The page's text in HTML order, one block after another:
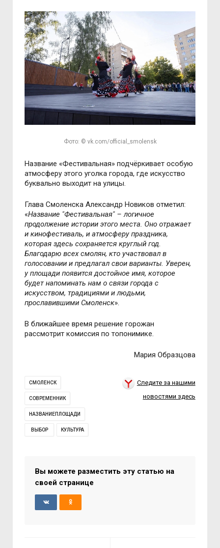
Фото: © vk.com/official_smolensk
Название «Фестивальная» подчёркивает особую
атмосферу этого уголка города, где искусство
буквально выходит на улицы.
Глава Смоленска Александр Новиков отметил:
«Название "Фестивальная" – логичное
продолжение истории этого места. Оно отражает
и кинофестиваль, и атмосферу праздника,
которая здесь сохраняется круглый год.
Благодарю всех смолян, кто участвовал в
голосовании и предлагал свои варианты. Уверен,
у площади появится достойное имя, которое
будет напоминать нам о связи города с
искусством, традициями и людьми,
прославившими Смоленск».
В ближайшее время решение горожан
рассмотрит комиссия по топонимике.
Мария Образцова
СМОЛЕНСК
СОВРЕМЕННИК
НАЗВАНИЕПЛОЩАДИ
ВЫБОР КУЛЬТУРА
Следите за нашими
новостями здесь
Вы можете разместить эту статью на
своей странице